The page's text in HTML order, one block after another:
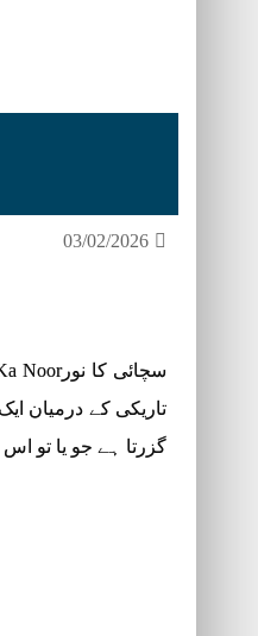
03/02/2026
تاریکی کے درمیان
گزرتا ہے جو یا تو